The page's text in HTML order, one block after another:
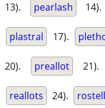
13). pearlash 14).
plastral 17).
20). preallot 21).
reallots 24).